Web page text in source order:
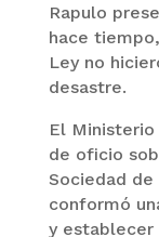
Rapulo
hace
Ley no
desastre.
El
de oficio
Sociedad
conformó
y establecer